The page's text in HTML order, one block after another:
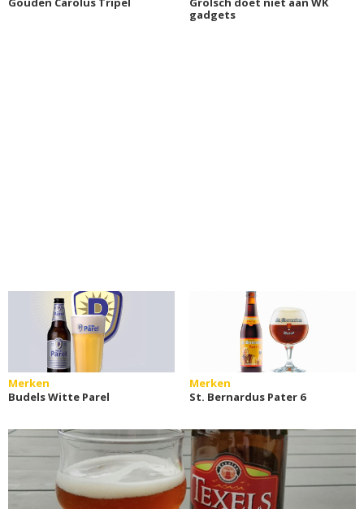
gadgets
Merken
Budels Witte Parel
Merken
St. Bernardus Pater 6